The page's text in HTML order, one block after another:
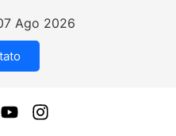
Ago 2026